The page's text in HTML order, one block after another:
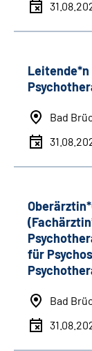
Leitende*n
Bad
für
Bad